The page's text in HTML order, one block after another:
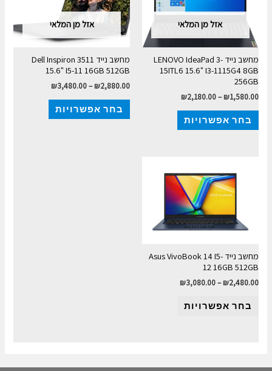
אזל מן המלאי
מחשב נייד LENOVO IdeaPad 3-
15ITL6 15.6" I3-1115G4 8GB
256GB
₪1,580.00
–
₪2,180.00
בחר אפשרויות
אזל מן המלאי
מחשב נייד Dell Inspiron 3511
15.6" I5-11 16GB 512GB
₪2,880.00
–
₪3,480.00
בחר אפשרויות
מחשב נייד Asus VivoBook 14 I5-
12 16GB 512GB
₪2,480.00
–
₪3,080.00
בחר אפשרויות